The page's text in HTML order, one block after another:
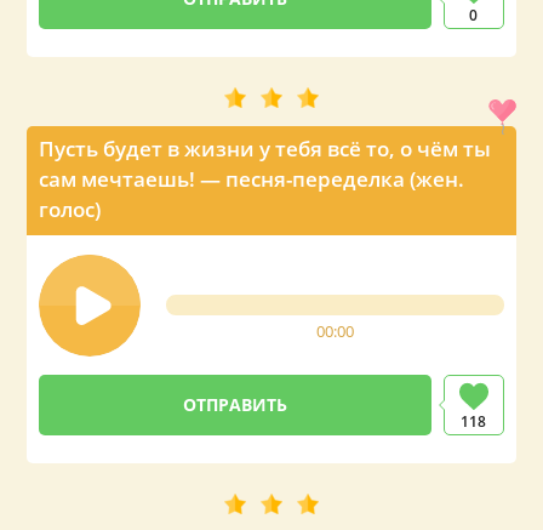
0
Пусть будет в жизни у тебя всё то, о чём ты
сам мечтаешь! — песня-переделка (жен.
голос)
00:00
118